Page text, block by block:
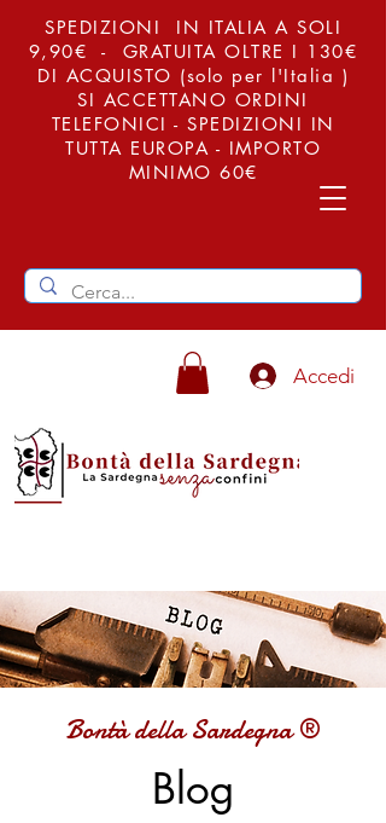
SPEDIZIONI IN ITALIA A SOLI
9,90€ - GRATUITA OLTRE I 130€
DI ACQUISTO (solo per l'Italia )
SI ACCETTANO ORDINI
TELEFONICI - SPEDIZIONI IN
TUTTA EUROPA - IMPORTO
MINIMO 60€
Accedi
Bontà della Sardegna ®
Blog